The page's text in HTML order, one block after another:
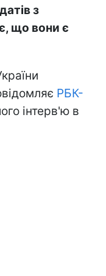
з
що вони є
РБК-
інтерв'ю в